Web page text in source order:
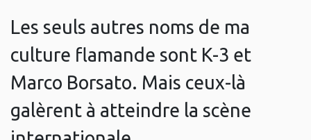
Les seuls autres noms de ma
culture flamande sont K-3 et
Marco Borsato. Mais ceux-là
galèrent à atteindre la scène